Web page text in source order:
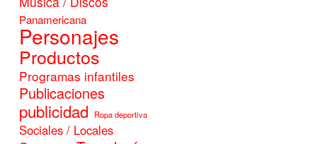
Panamericana
Personajes
Productos
Programas infantiles
Publicaciones
publicidad Ropa deportiva
Sociales / Locales